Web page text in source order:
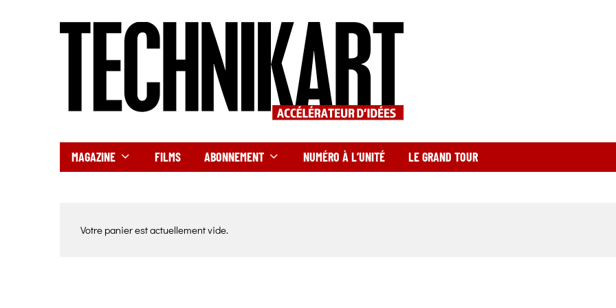
MAGAZINE FILMS ABONNEMENT NUMÉRO À L’UNITÉ LE GRAND TOUR
Votre panier est actuellement vide.